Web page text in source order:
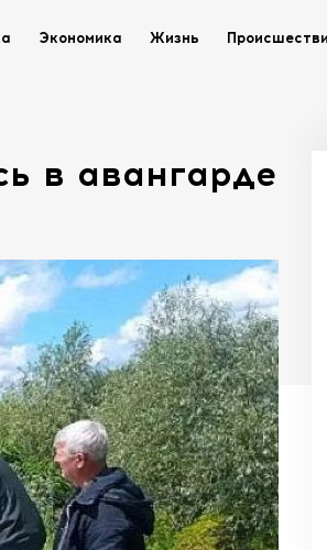
Экономика Жизнь
в авангарде